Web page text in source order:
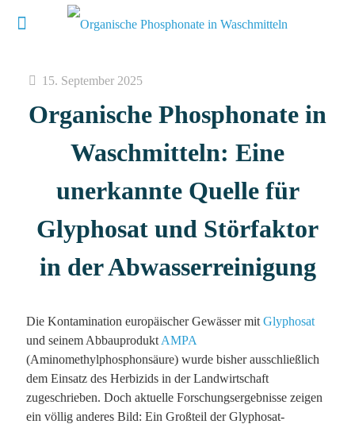
15. September 2025
Organische Phosphonate in
Waschmitteln: Eine
unerkannte Quelle für
Glyphosat und Störfaktor
in der Abwasserreinigung
Die Kontamination europäischer Gewässer mit Glyphosat
und seinem Abbauprodukt AMPA
(Aminomethylphosphonsäure) wurde bisher ausschließlich
dem Einsatz des Herbizids in der Landwirtschaft
zugeschrieben. Doch aktuelle Forschungsergebnisse zeigen
ein völlig anderes Bild: Ein Großteil der Glyphosat-